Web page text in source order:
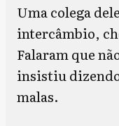
Uma colega
intercâmbio,
Falaram que
insistiu
malas.